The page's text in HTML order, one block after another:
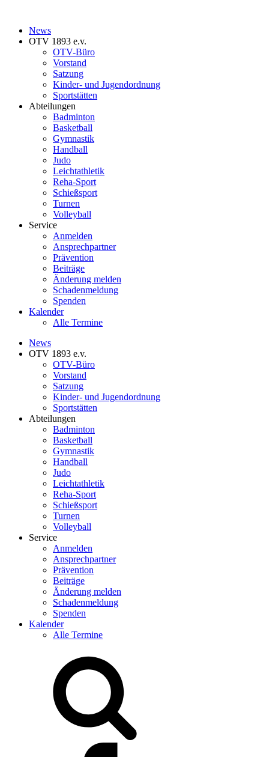
News
OTV 1893 e.v.
OTV-Büro
Vorstand
Satzung
Kinder- und Jugendordnung
Sportstätten
Abteilungen
Badminton
Basketball
Gymnastik
Handball
Judo
Leichtathletik
Reha-Sport
Schießsport
Turnen
Volleyball
Service
Anmelden
Ansprechpartner
Prävention
Beiträge
Änderung melden
Schadenmeldung
Spenden
Kalender
Alle Termine
News
OTV 1893 e.v.
OTV-Büro
Vorstand
Satzung
Kinder- und Jugendordnung
Sportstätten
Abteilungen
Badminton
Basketball
Gymnastik
Handball
Judo
Leichtathletik
Reha-Sport
Schießsport
Turnen
Volleyball
Service
Anmelden
Ansprechpartner
Prävention
Beiträge
Änderung melden
Schadenmeldung
Spenden
Kalender
Alle Termine